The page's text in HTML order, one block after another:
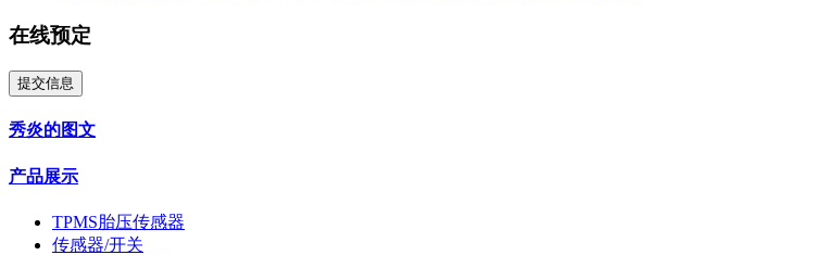
在线预定
提交信息
秀炎的图文
产品展示
TPMS胎压传感器
传感器/开关